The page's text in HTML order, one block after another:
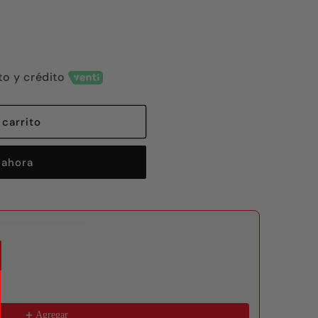
y crédito
carrito
to navigate through product recommendations, or scroll
Agregar